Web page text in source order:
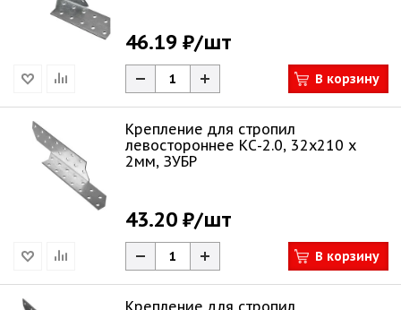
46.19 ₽/шт
В корзину
Крепление для стропил
левостороннее КС-2.0, 32х210 х
2мм, ЗУБР
43.20 ₽/шт
В корзину
Крепление для стропил